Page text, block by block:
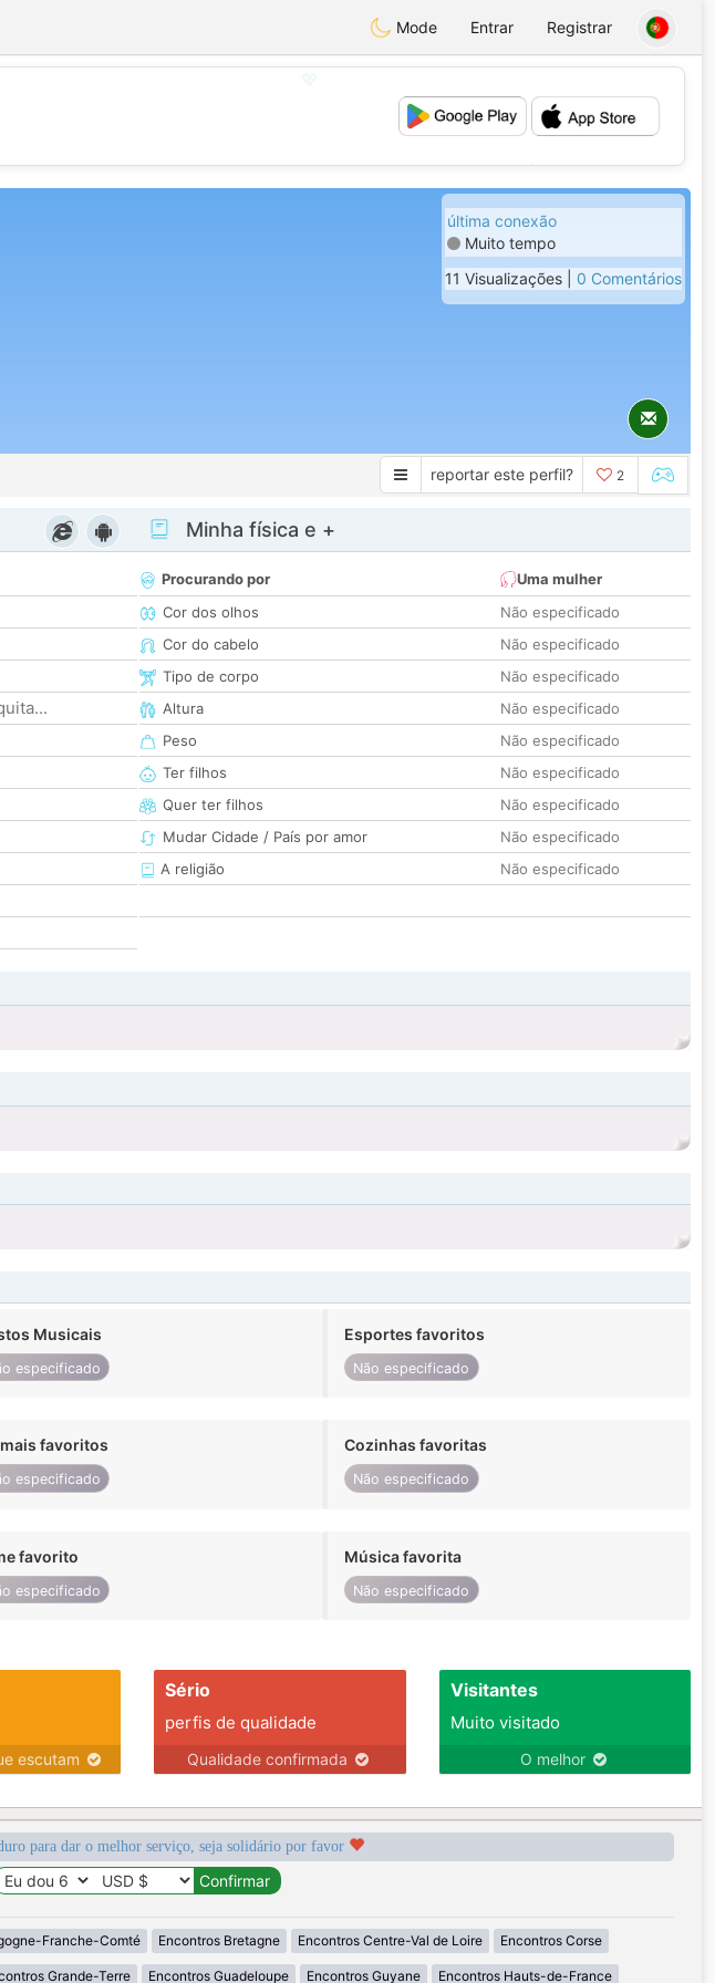
Mode Entrar Registrar
💕
última conexão
Muito tempo
11 Visualizações | 0 Comentários
reportar este perfil? 2
Minha física e +
Procurando por
Uma mulher
Cor dos olhos
Não especificado
Cor do cabelo
Não especificado
Tipo de corpo
Não especificado
Altura
Não especificado
Peso
Não especificado
Ter filhos
Não especificado
Quer ter filhos
Não especificado
Mudar Cidade / País por amor
Não especificado
A religião
Não especificado
Musicais
especificado
Esportes favoritos
Não especificado
favoritos
especificado
Cozinhas favoritas
Não especificado
favorito
especificado
Música favorita
Não especificado
escutam
Sério
perfis de qualidade
Qualidade confirmada
Visitantes
Muito visitado
O melhor
para dar o melhor serviço, seja solidário por favor
Franche-Comté Encontros Bretagne Encontros Centre-Val de Loire Encontros Corse
Grande-Terre Encontros Guadeloupe Encontros Guyane Encontros Hauts-de-France